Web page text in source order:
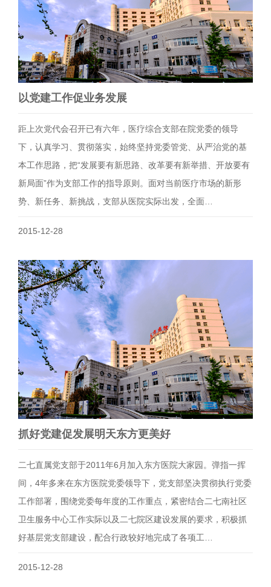
以党建工作促业务发展
距上次党代会召开已有六年，医疗综合支部在院党委的领导
下，认真学习、贯彻落实，始终坚持党委管党、从严治党的基
本工作思路，把“发展要有新思路、改革要有新举措、开放要有
新局面”作为支部工作的指导原则。面对当前医疗市场的新形
势、新任务、新挑战，支部从医院实际出发，全面…
2015-12-28
抓好党建促发展明天东方更美好
二七直属党支部于2011年6月加入东方医院大家园。弹指一挥
间，4年多来在东方医院党委领导下，党支部坚决贯彻执行党委
工作部署，围绕党委每年度的工作重点，紧密结合二七南社区
卫生服务中心工作实际以及二七院区建设发展的要求，积极抓
好基层党支部建设，配合行政较好地完成了各项工…
2015-12-28